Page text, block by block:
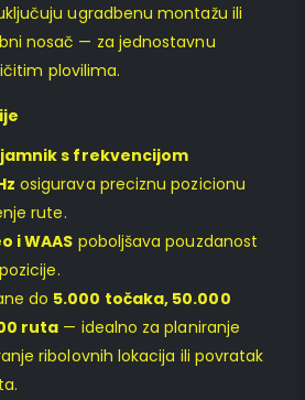
ugradbenu montažu ili
nosač — za jednostavnu
plovilima.
s frekvencijom
osigurava preciznu pozicionu
rute.
i WAAS poboljšava pouzdanost
do 5.000 točaka, 50.000
ruta — idealno za planiranje
ribolovnih lokacija ili povratak